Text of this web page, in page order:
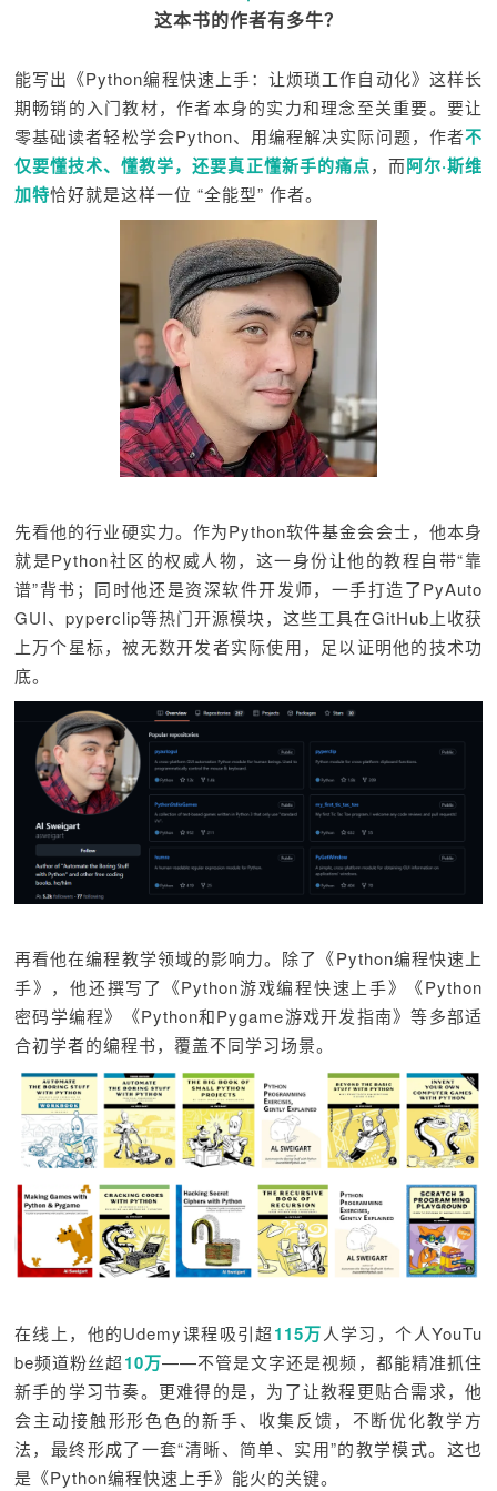
这本书的作者有多牛？
能写出《Python编程快速上手：让烦琐工作自动化》这样长
期畅销的入门教材，作者本身的实力和理念至关重要。要让
零基础读者轻松学会Python、用编程解决实际问题，作者不
仅要懂技术、懂教学，还要真正懂新手的痛点，而阿尔·斯维
加特恰好就是这样一位 “全能型” 作者。
先看他的行业硬实力。作为Python软件基金会会士，他本身
就是Python社区的权威人物，这一身份让他的教程自带“靠
谱”背书；同时他还是资深软件开发师，一手打造了PyAuto
GUI、pyperclip等热门开源模块，这些工具在GitHub上收获
上万个星标，被无数开发者实际使用，足以证明他的技术功
底。
再看他在编程教学领域的影响力。除了《Python编程快速上
手》，他还撰写了《Python游戏编程快速上手》《Python
密码学编程》《Python和Pygame游戏开发指南》等多部适
合初学者的编程书，覆盖不同学习场景。
在线上，他的Udemy课程吸引超115万人学习，个人YouTu
be频道粉丝超10万——不管是文字还是视频，都能精准抓住
新手的学习节奏。更难得的是，为了让教程更贴合需求，他
会主动接触形形色色的新手、收集反馈，不断优化教学方
法，最终形成了一套“清晰、简单、实用”的教学模式。这也
是《Python编程快速上手》能火的关键。